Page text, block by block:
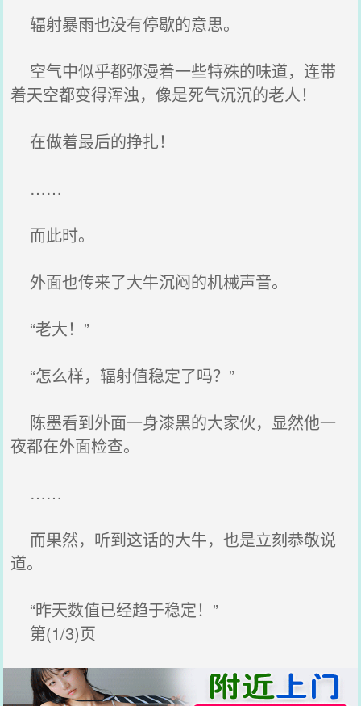
辐射暴雨也没有停歇的意思。
空气中似乎都弥漫着一些特殊的味道，连带
着天空都变得浑浊，像是死气沉沉的老人！
在做着最后的挣扎！
……
而此时。
外面也传来了大牛沉闷的机械声音。
“老大！”
“怎么样，辐射值稳定了吗？”
陈墨看到外面一身漆黑的大家伙，显然他一
夜都在外面检查。
……
而果然，听到这话的大牛，也是立刻恭敬说
道。
“昨天数值已经趋于稳定！”
第(1/3)页